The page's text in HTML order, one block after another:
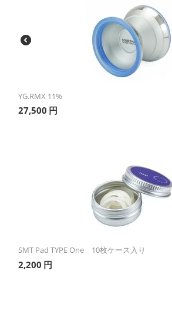
YG.RMX 11%
27,500 円
SMT Pad TYPE One 10枚ケース入り
2,200 円